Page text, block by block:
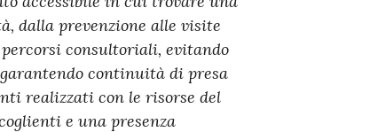
dalla prevenzione alle visite
consultoriali, evitando
continuità di presa
realizzati con le risorse del
e una presenza